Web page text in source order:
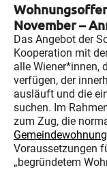
November –
Das Angebot der
Kooperation mit
alle Wiener*innen,
verfügen, der
ausläuft und die
suchen. Im
zum Zug, die
Gemeindewohnung
Voraussetzungen
„begründetem